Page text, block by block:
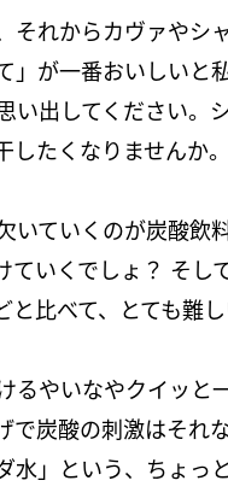
それからカヴァやシ
が一番おいしいと
出してください。
たくなりませんか。
いていくのが炭酸飲
いくでしょ？ そし
比べて、とても難し
やいなやクイッと
炭酸の刺激はそれ
」という、ちょっ